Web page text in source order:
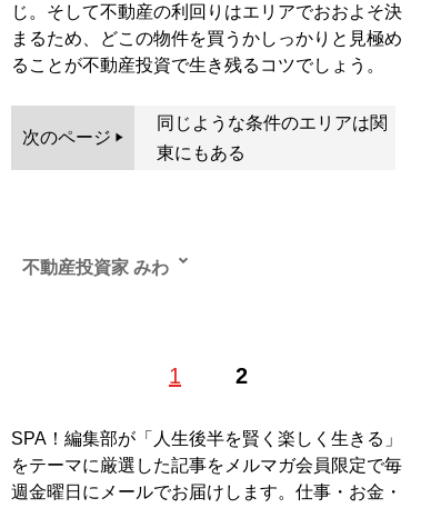
じ。そして不動産の利回りはエリアでおおよそ決
まるため、どこの物件を買うかしっかりと見極め
ることが不動産投資で生き残るコツでしょう。
次のページ
同じような条件のエリアは関
東にもある
1 2
不動産投資家 みわ
不動産投資家。中卒で食品加工工場で働いていたが、20
限のDIYによって低コストで高利回りの物件へと変貌さ
せて現在は総資産1億円超、年間不動産収入約4600万円
を稼いでいる。公式LINE「DIYみわ塾
SPA！編集部が「人生後半を賢く楽しく生きる」
をテーマに厳選した記事をメルマガ会員限定で毎
週金曜日にメールでお届けします。仕事・お金・